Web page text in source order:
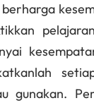
gunakan.